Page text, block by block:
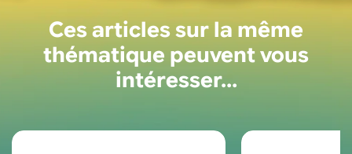
Ces articles sur la même
thématique peuvent vous
intéresser…